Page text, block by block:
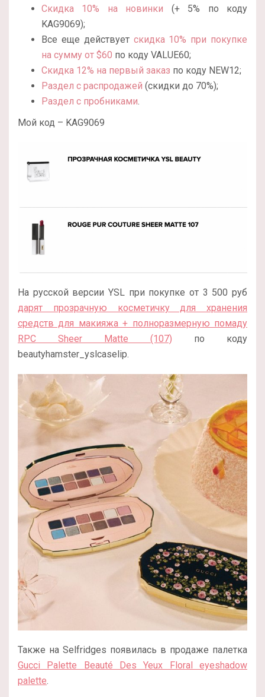
Скидка 10% на новинки (+ 5% по коду
KAG9069);
Все еще действует скидка 10% при покупке
на сумму от $60 по коду VALUE60;
Скидка 12% на первый заказ по коду NEW12;
Раздел с распродажей (скидки до 70%);
Раздел с пробниками.
Мой код – KAG9069
На русской версии YSL при покупке от 3 500 руб
дарят прозрачную косметичку для хранения
средств для макияжа + полноразмерную помаду
RPC Sheer Matte (107) по коду
beautyhamster_yslcaselip.
Также на Selfridges появилась в продаже палетка
Gucci Palette Beauté Des Yeux Floral eyeshadow
palette.